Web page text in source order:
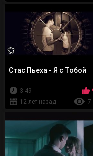
Стас Пьеха - Я с Тобой
3:49
12 лет назад
7